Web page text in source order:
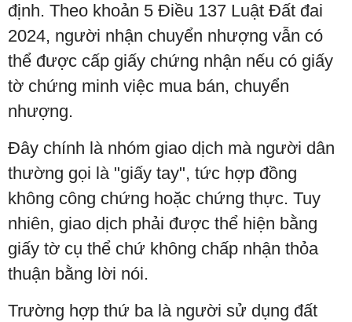
định. Theo khoản 5 Điều 137 Luật Đất đai
2024, người nhận chuyển nhượng vẫn có
thể được cấp giấy chứng nhận nếu có giấy
tờ chứng minh việc mua bán, chuyển
nhượng.
Đây chính là nhóm giao dịch mà người dân
thường gọi là "giấy tay", tức hợp đồng
không công chứng hoặc chứng thực. Tuy
nhiên, giao dịch phải được thể hiện bằng
giấy tờ cụ thể chứ không chấp nhận thỏa
thuận bằng lời nói.
Trường hợp thứ ba là người sử dụng đất